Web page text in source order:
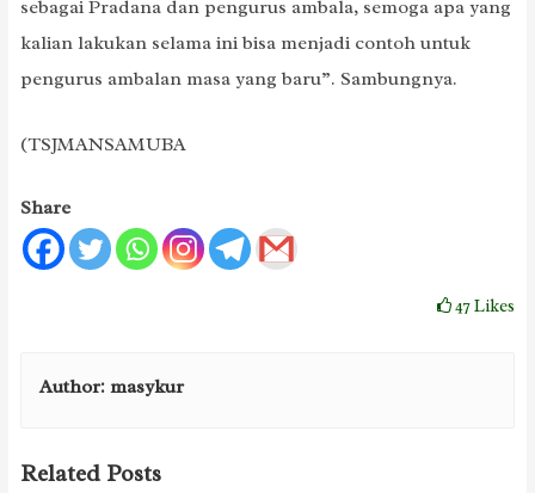
sebagai Pradana dan pengurus ambala, semoga apa yang
kalian lakukan selama ini bisa menjadi contoh untuk
pengurus ambalan masa yang baru”. Sambungnya.
(TSJMANSAMUBA
Share
47Likes
Author: masykur
Related Posts